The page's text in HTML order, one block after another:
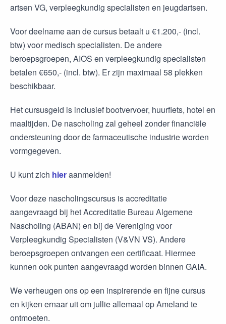
artsen VG, verpleegkundig specialisten en jeugdartsen.
Voor deelname aan de cursus betaalt u €1.200,- (incl.
btw) voor medisch specialisten. De andere
beroepsgroepen, AIOS en verpleegkundig specialisten
betalen €650,- (incl. btw). Er zijn maximaal 58 plekken
beschikbaar.
Het cursusgeld is inclusief bootvervoer, huurfiets, hotel en
maaltijden. De nascholing zal geheel zonder financiële
ondersteuning door de farmaceutische industrie worden
vormgegeven.
U kunt zich hieraanmelden!
Voor deze nascholingscursus is accreditatie
aangevraagd bij het Accreditatie Bureau Algemene
Nascholing (ABAN) en bij de Vereniging voor
Verpleegkundig Specialisten (V&VN VS). Andere
beroepsgroepen ontvangen een certificaat. Hiermee
kunnen ook punten aangevraagd worden binnen GAIA.
We verheugen ons op een inspirerende en fijne cursus
en kijken ernaar uit om jullie allemaal op Ameland te
ontmoeten.